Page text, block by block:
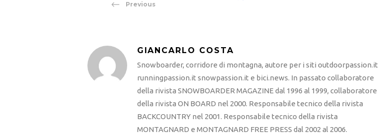
Previous
GIANCARLO COSTA
Snowboarder, corridore di montagna, autore per i siti outdoorpassion.it
runningpassion.it snowpassion.it e bici.news. In passato collaboratore
della rivista SNOWBOARDER MAGAZINE dal 1996 al 1999, collaboratore
della rivista ON BOARD nel 2000. Responsabile tecnico della rivista
BACKCOUNTRY nel 2001. Responsabile tecnico della rivista
MONTAGNARD e MONTAGNARD FREE PRESS dal 2002 al 2006.